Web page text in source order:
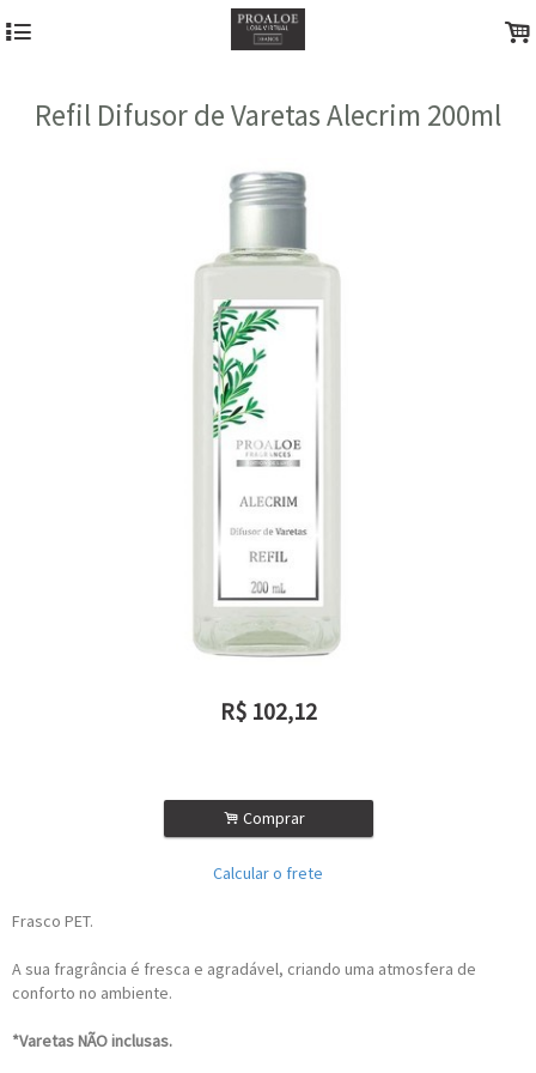
4 .
Refil Difusor de Varetas Alecrim 200ml
R$ 102,12
. Comprar
Calcular o frete
Frasco PET.
A sua fragrância é fresca e agradável, criando uma atmosfera de
conforto no ambiente.
*Varetas NÃO inclusas.